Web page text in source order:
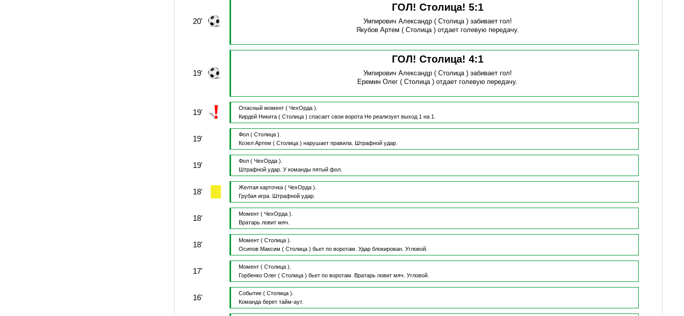
20'
ГОЛ! Столица! 5:1
Умпирович Александр( Столица ) забивает гол!
Якубов Артем ( Столица ) отдает голевую передачу.
19'
ГОЛ! Столица! 4:1
Умпирович Александр( Столица ) забивает гол!
Еремин Олег ( Столица )отдает голевую передачу.
19' Опасный момент ( ЧехОрда ).
Кирдей Никита( Столица ) спасает свои ворота Не реализует выход 1 на 1.
19' Фол ( Столица ).
Козел Артем ( Столица ) нарушает правила. Штрафной удар.
19' Фол ( ЧехОрда ).
Штрафной удар. У команды пятый фол.
18' Желтая карточка ( ЧехОрда ).
Грубая игра.
Штрафной удар.
18' Момент ( ЧехОрда ).
Вратарь ловит мяч.
18' Момент ( Столица ).
Осипов Максим ( Столица ) бьет по воротам. Удар блокирован. Угловой.
17' Момент ( Столица ).
Горбенко Олег( Столица ) бьет по воротам. Вратарь ловит мяч. Угловой.
16' Событие ( Столица ).
Команда берет тайм-аут.